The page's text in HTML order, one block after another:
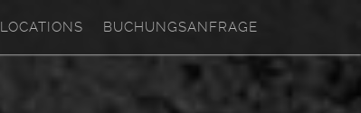
LOCATIONS BUCHUNGSANFRAGE